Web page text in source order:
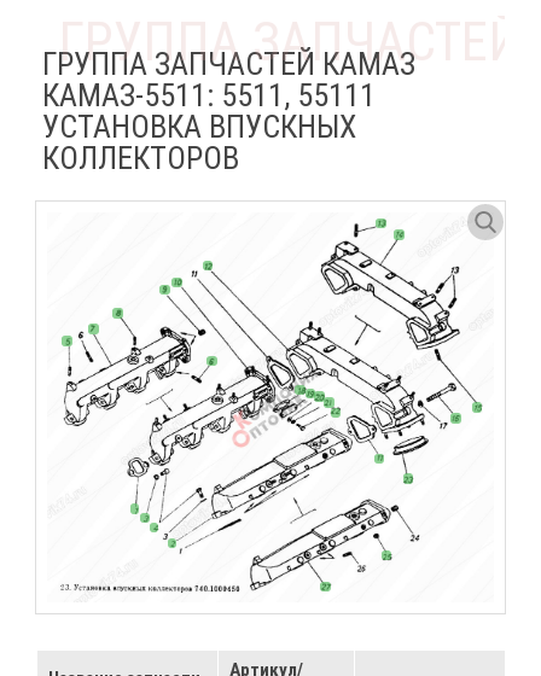
ГРУППА ЗАПЧАСТЕЙ КАМАЗ
КАМАЗ-5511: 5511, 55111
УСТАНОВКА ВПУСКНЫХ
КОЛЛЕКТОРОВ
Артикул/